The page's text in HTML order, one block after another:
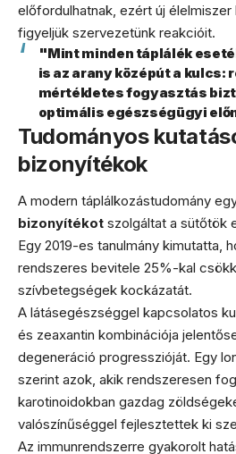
előfordulhatnak, ezért új
figyeljük szervezetünk reakcióit.
"Mint minden táplálék
is az arany középút a kulcs:
mértékletes fogyasztás
optimális egészségügyi
Tudományos
bizonyítékok
A modern táplálkozástudomány
bizonyítékot szolgáltat a sütőtök
Egy 2019-es tanulmány kimutatta,
rendszeres bevitele 25%-kal
szívbetegségek kockázatát.
A látásegészséggel kapcsolatos
és zeaxantin kombinációja
degeneráció progresszióját. Egy
szerint azok, akik rendszeresen
karotinoidokban gazdag
valószínűséggel fejlesztettek ki
Az immunrendszerre gyakorolt